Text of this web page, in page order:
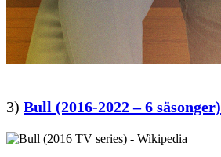
3) Bull (2016-2022 – 6 säsonger)